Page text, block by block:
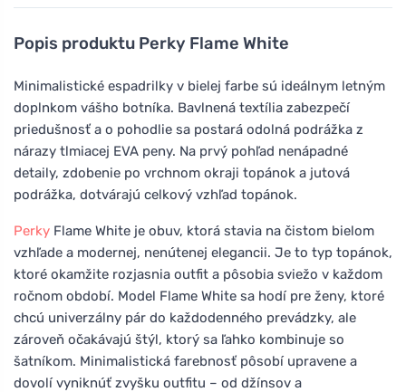
Popis produktu Perky Flame White
Minimalistické espadrilky v bielej farbe sú ideálnym letným
doplnkom vášho botníka. Bavlnená textília zabezpečí
priedušnosť a o pohodlie sa postará odolná podrážka z
nárazy tlmiacej EVA peny. Na prvý pohľad nenápadné
detaily, zdobenie po vrchnom okraji topánok a jutová
podrážka, dotvárajú celkový vzhľad topánok.
Perky Flame White je obuv, ktorá stavia na čistom bielom
vzhľade a modernej, nenútenej elegancii. Je to typ topánok,
ktoré okamžite rozjasnia outfit a pôsobia sviežo v každom
ročnom období. Model Flame White sa hodí pre ženy, ktoré
chcú univerzálny pár do každodenného prevádzky, ale
zároveň očakávajú štýl, ktorý sa ľahko kombinuje so
šatníkom. Minimalistická farebnosť pôsobí upravene a
dovolí vyniknúť zvyšku outfitu – od džínsov a